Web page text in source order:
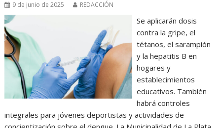
9 de junio de 2025 REDACCIÓN
Se aplicarán dosis
contra la gripe, el
tétanos, el sarampión
y la hepatitis B en
hogares y
establecimientos
educativos. También
habrá controles
integrales para jóvenes deportistas y actividades de